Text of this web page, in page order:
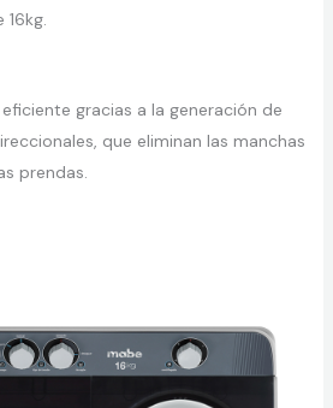
gracias a la generación de
que eliminan las manchas
prendas.